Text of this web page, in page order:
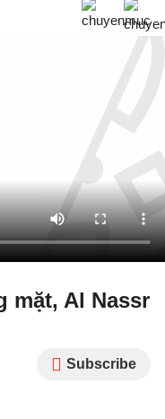
mặt, Al Nassr
Subscribe